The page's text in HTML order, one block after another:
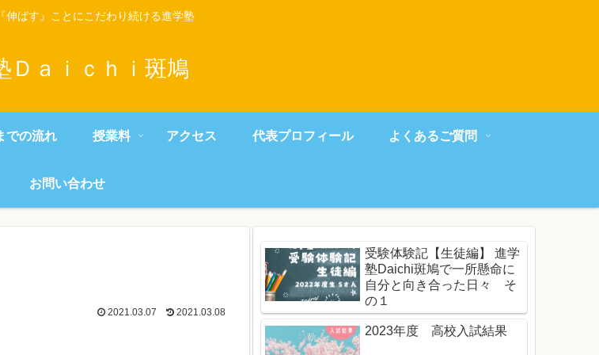
伸ばす』ことにこだわり続ける進学塾
Ｄａｉｃｈｉ斑鳩
での流れ 授業料 アクセス 代表プロフィール よくあるご質問
お問い合わせ
2021.03.07 2021.03.08
受験体験記【生徒編】 進学
塾Daichi斑鳩で一所懸命に
自分と向き合った日々 そ
の１
2023年度 高校入試結果